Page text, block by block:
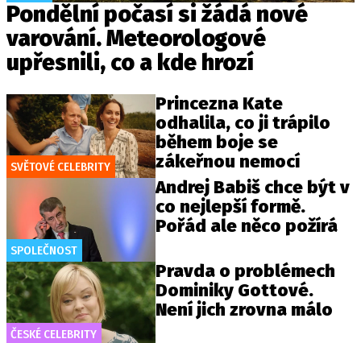
Pondělní počasí si žádá nové
varování. Meteorologové
upřesnili, co a kde hrozí
SVĚTOVÉ CELEBRITY
Princezna Kate
odhalila, co ji trápilo
během boje se
zákeřnou nemocí
SPOLEČNOST
Andrej Babiš chce být v
co nejlepší formě.
Pořád ale něco požírá
ČESKÉ CELEBRITY
Pravda o problémech
Dominiky Gottové.
Není jich zrovna málo